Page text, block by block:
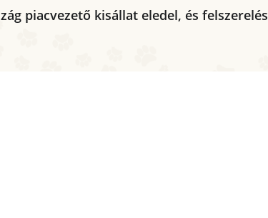
piacvezető kisállat eledel, és felszerelés